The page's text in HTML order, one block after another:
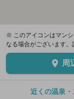
※ このアイコンはマン
なる場合がございます。
周
近くの温泉